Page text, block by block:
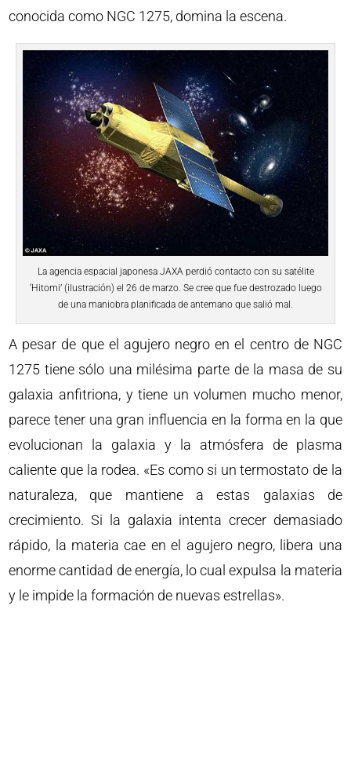
conocida como NGC 1275, domina la escena.
La agencia espacial japonesa JAXA perdió contacto con su satélite
‘Hitomi’ (ilustración) el 26 de marzo. Se cree que fue destrozado luego
de una maniobra planificada de antemano que salió mal.
A pesar de que el agujero negro en el centro de NGC
1275 tiene sólo una milésima parte de la masa de su
galaxia anfitriona, y tiene un volumen mucho menor,
parece tener una gran influencia en la forma en la que
evolucionan la galaxia y la atmósfera de plasma
caliente que la rodea. «Es como si un termostato de la
naturaleza, que mantiene a estas galaxias de
crecimiento. Si la galaxia intenta crecer demasiado
rápido, la materia cae en el agujero negro, libera una
enorme cantidad de energía, lo cual expulsa la materia
y le impide la formación de nuevas estrellas».